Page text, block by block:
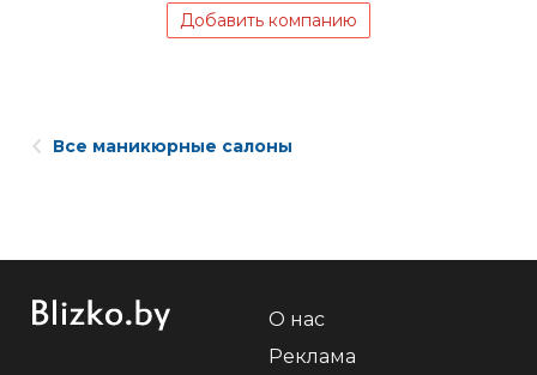
Добавить компанию
Все маникюрные салоны
О нас
Реклама